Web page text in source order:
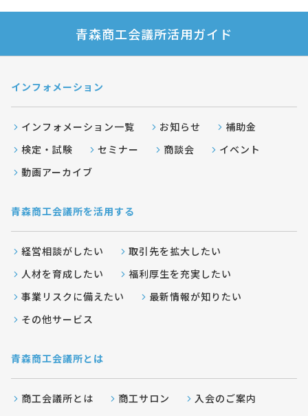
青森商工会議所活用ガイド
インフォメーション
インフォメーション一覧 お知らせ
補助金
検定・試験
セミナー 商談会
イベント
動画アーカイブ
青森商工会議所を活用する
経営相談がしたい
取引先を拡大したい
人材を育成したい
福利厚生を充実したい
事業リスクに備えたい
最新情報が知りたい
その他サービス
青森商工会議所とは
商工会議所とは 商工サロン
入会のご案内